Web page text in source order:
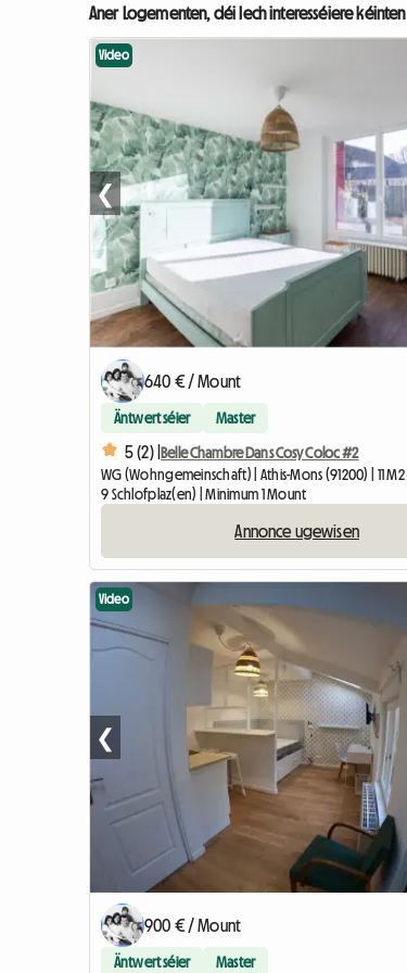
Aner Logementen, déi Iech interesséiere kéinten
Video
❮
640 € / Mount
Äntwert séier Master
5 (2) |Belle Chambre Dans Cosy Coloc #2
WG (Wohngemeinschaft) | Athis-Mons (91200) | 11 M2
9 Schlofplaz(en) | Minimum 1 Mount
Annonce ugewisen
Video
❮
900 € / Mount
Äntwert séier Master